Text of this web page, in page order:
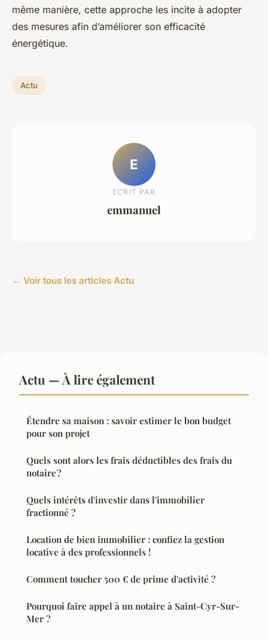
même manière, cette approche les incite à adopter
des mesures afin d’améliorer son efficacité
énergétique.
Actu
E
ECRIT PAR
emmanuel
← Voir tous les articles Actu
Actu — À lire également
Étendre sa maison : savoir estimer le bon budget
pour son projet
Quels sont alors les frais déductibles des frais du
notaire ?
Quels intérêts d'investir dans l'immobilier
fractionné ?
Location de bien immobilier : confiez la gestion
locative à des professionnels !
Comment toucher 500 € de prime d'activité ?
Pourquoi faire appel à un notaire à Saint-Cyr-Sur-
Mer ?